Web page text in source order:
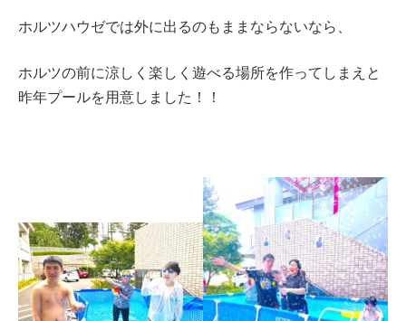
ホルツハウゼでは外に出るのもままならないなら、
ホルツの前に涼しく楽しく遊べる場所を作ってしまえと
昨年プールを用意しました！！